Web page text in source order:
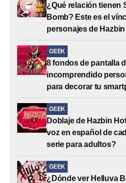
¿Qué relación tienen
Bomb? Este es el
personajes de Hazbin
GEEK
8 fondos de pantalla
incomprendido
para decorar tu
GEEK
Doblaje de Hazbin
voz en español de
serie para adultos?
GEEK
¿Dónde ver Helluva